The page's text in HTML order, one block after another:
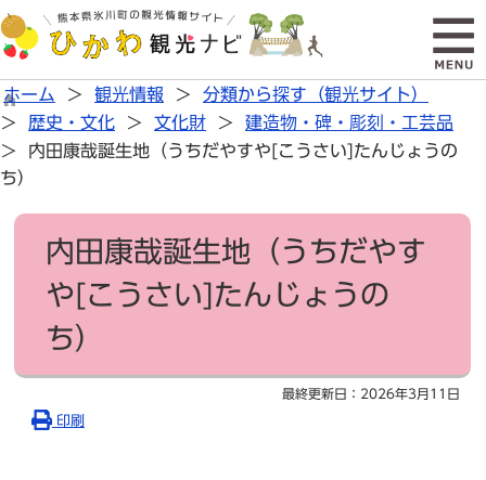
ホーム 観光情報
分類から探す（観光サイト）
歴史・文化
文化財
建造物・碑・彫刻・工芸品
内田康哉誕生地（うちだやすや[こうさい]たんじょうの
ち）
内田康哉誕生地（うちだやす
や[こうさい]たんじょうの
ち）
最終更新日： 2026年3月11日
印刷